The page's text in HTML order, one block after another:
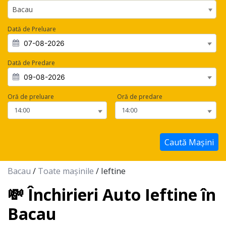
Bacau
Dată de Preluare
Dată de Predare
Oră de preluare Oră de predare
Caută Mașini
Bacau / Toate mașinile / Ieftine
💸 Închirieri Auto Ieftine în
Bacau